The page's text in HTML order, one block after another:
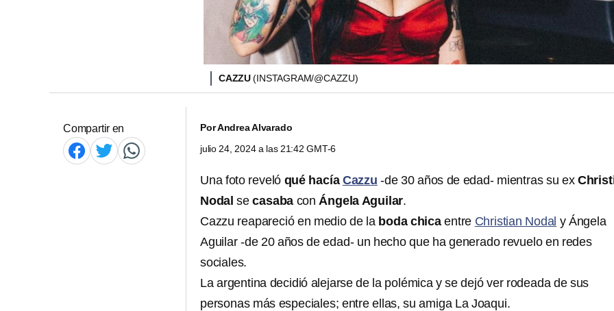
CAZZU(INSTAGRAM/@CAZZU)
Compartir en PorAndrea Alvarado
julio 24, 2024 a las 21:42 GMT-6
Una foto reveló qué hacía Cazzu -de 30 años de edad- mientras su ex
Nodal secasaba conÁngela Aguilar.
Cazzu reapareció en medio de la boda chicaentre Christian Nodal y Ángela
Aguilar -de 20 años de edad- un hecho que ha generado revuelo en redes
sociales.
La argentina decidió alejarse de la polémica y se dejó ver rodeada de sus
personas más especiales; entre ellas, su amiga La Joaqui.